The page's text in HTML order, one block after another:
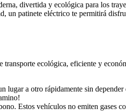
divertida y ecológica para los
un patinete eléctrico te permitirá
ecológica, eficiente y
a otro rápidamente sin
Estos vehículos no emiten gases